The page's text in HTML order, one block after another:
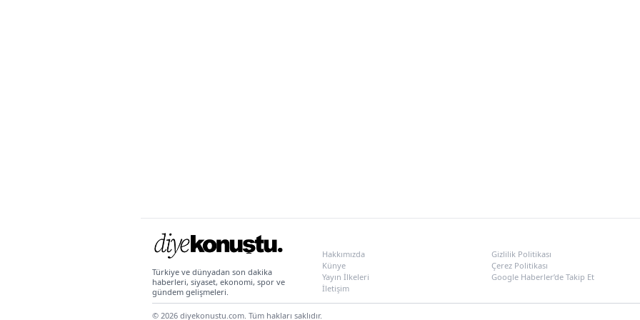
Türkiye ve dünyadan son dakika
haberleri, siyaset, ekonomi, spor ve
gündem gelişmeleri.
Hakkımızda
Künye
Yayın İlkeleri
İletişim
Gizlilik Politikası
Çerez Politikası
Google Haberler’de Takip Et
Türkiye Şehir Gündemi, son dakika haberleri, Türkiye gündemi, Samsun haberleri, Samsun son dakika ve şehir odaklı haber
Adana haberleriAdana son dakika gelişmeleri ve gündem haberleri.
© 2026 diyekonustu.com. Tüm hakları saklıdır.